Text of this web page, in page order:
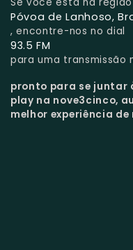
Se você está na
Póvoa de Lanhoso,
, encontre-nos no dial
93.5 FM
para uma transmissão
pronto para se juntar
play na nove3cinco,
melhor experiência